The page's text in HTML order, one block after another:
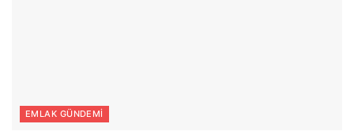
EMLAK GÜNDEMI